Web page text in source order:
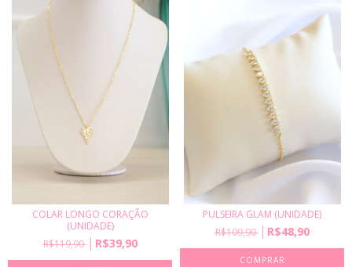
COLAR LONGO CORAÇÃO
(UNIDADE)
R$119,90
R$39,90
PULSEIRA GLAM (UNIDADE)
R$109,90
R$48,90